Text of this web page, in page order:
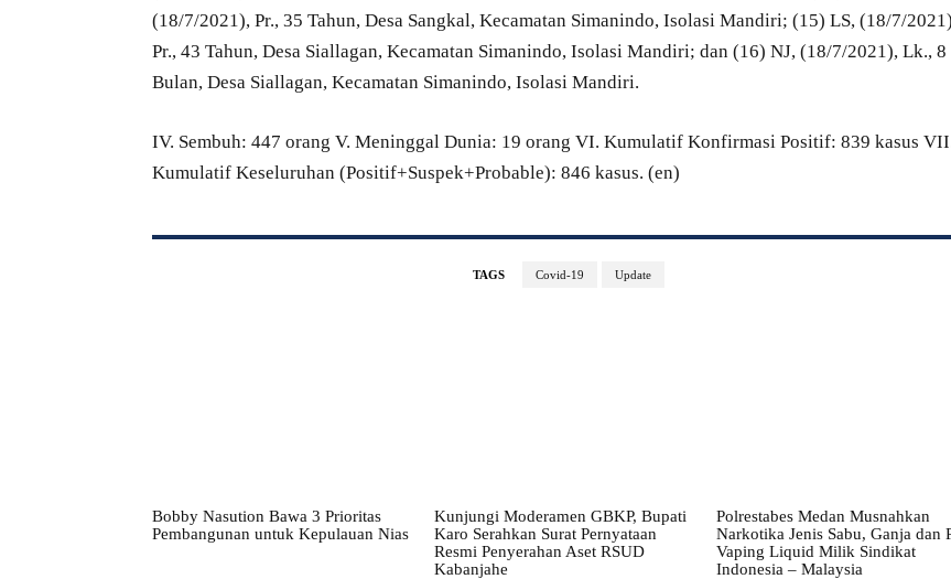
(18/7/2021), Pr., 35 Tahun, Desa Sangkal, Kecamatan Simanindo, Isolasi Mandiri; (15) LS, (18/7/
Pr., 43 Tahun, Desa Siallagan, Kecamatan Simanindo, Isolasi Mandiri; dan (16) NJ, (18/7/2021), Lk., 8
Bulan, Desa Siallagan, Kecamatan Simanindo, Isolasi Mandiri.
IV. Sembuh: 447 orang V. Meninggal Dunia: 19 orang VI. Kumulatif Konfirmasi Positif: 839 kasus
Kumulatif Keseluruhan (Positif+Suspek+Probable): 846 kasus. (en)
TAGS Covid-19 Update
Bobby Nasution Bawa 3 Prioritas
Pembangunan untuk Kepulauan Nias
Kunjungi Moderamen GBKP, Bupati
Karo Serahkan Surat Pernyataan
Resmi Penyerahan Aset RSUD
Kabanjahe
Polrestabes Medan Musnahkan
Narkotika Jenis Sabu, Ganja dan
Vaping Liquid Milik Sindikat
Indonesia – Malaysia